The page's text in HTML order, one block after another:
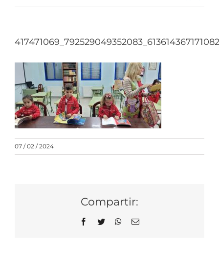
07 / 02 / 2024
Compartir:
Facebook
Twitter WhatsApp
Correo